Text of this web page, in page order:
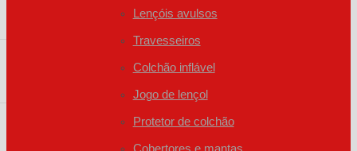
Lençóis avulsos
Travesseiros
Colchão inflável
Jogo de lençol
Protetor de colchão
Cobertores e mantas